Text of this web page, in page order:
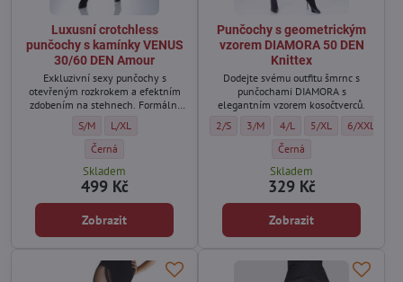
Luxusní crotchless
punčochy s kamínky VENUS
30/60 DEN Amour
Exkluzivní sexy punčochy s
otevřeným rozkrokem a efektním
zdobením na stehnech. Formální
Luxusní crotchless punčochy s kamínky VENUS 30/60 DEN Amour -
S/M Luxusní crotchless punčochy s kamínky VENUS 30/60 DEN
L/XL
Luxusní crotchless punčochy s kamínky VENUS 30/60 DEN Amour -
Černá
Skladem
499 Kč
Zobrazit
Punčochy s geometrickým
vzorem DIAMORA 50 DEN
Knittex
Dodejte svému outfitu šmrnc s
punčochami DIAMORA s
elegantním vzorem kosočtverců.
Punčochy s geometrickým vzorem
2/S Punčochy s geometrickým
3/M Punčochy s geometrickým
4/L Punčochy s
5/XL Punčochy s
6/XXL
Punčochy s geometrickým
Černá
Skladem
329 Kč
Zobrazit